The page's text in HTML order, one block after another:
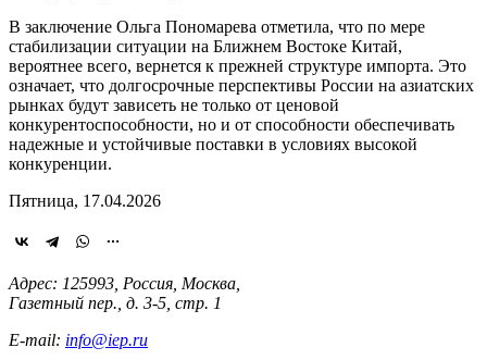
В заключение Ольга Пономарева отметила, что по мере
стабилизации ситуации на Ближнем Востоке Китай,
вероятнее всего, вернется к прежней структуре импорта. Это
означает, что долгосрочные перспективы России на азиатских
рынках будут зависеть не только от ценовой
конкурентоспособности, но и от способности обеспечивать
надежные и устойчивые поставки в условиях высокой
конкуренции.
Пятница, 17.04.2026
Адрес: 125993, Россия, Москва,
Газетный пер., д. 3-5, стр. 1
E-mail: info@iep.ru